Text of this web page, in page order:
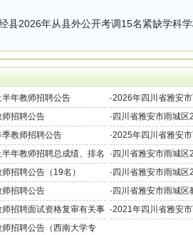
县2026年从县外公开考调15名紧缺学科
年教师招聘公告 ·2026年四川省雅安
招聘公告 · 四川省雅安市雨城
生的公告
教师招聘公告 ·2025年四川省雅安
年教师招聘总成绩、排名
· 四川省雅安市雨城
进入面试人员名单的
招聘公告（19名） · 四川省雅安市雨城
生的公告
招聘公告 · 四川省雅安市雨城
师范毕业生公告
招聘面试资格复审有关事 ·2021年四川省雅安
招聘公告（西南大学专